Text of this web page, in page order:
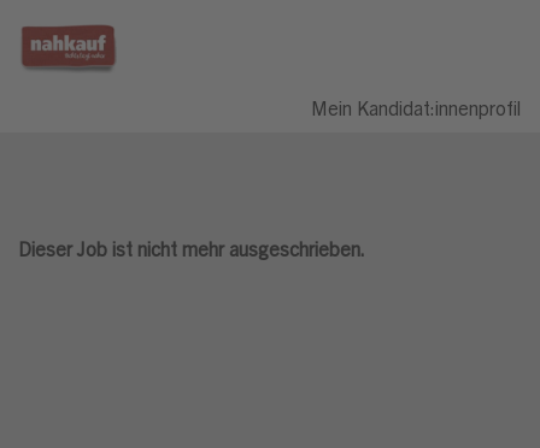
Mein Kandidat:innenprofil
Dieser Job ist nicht mehr ausgeschrieben.